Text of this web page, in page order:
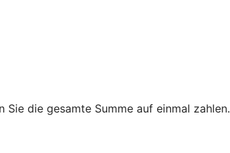
Sie die gesamte Summe auf einmal zahlen.